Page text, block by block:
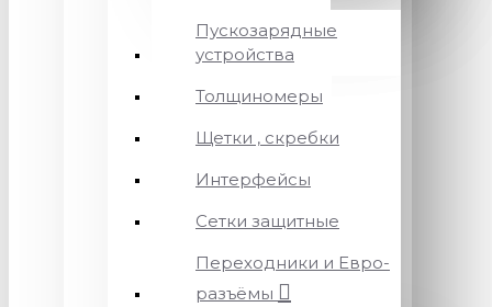
Пускозарядные
устройства
Толщиномеры
Щетки , скребки
Интерфейсы
Сетки защитные
Переходники и Евро-
разъёмы